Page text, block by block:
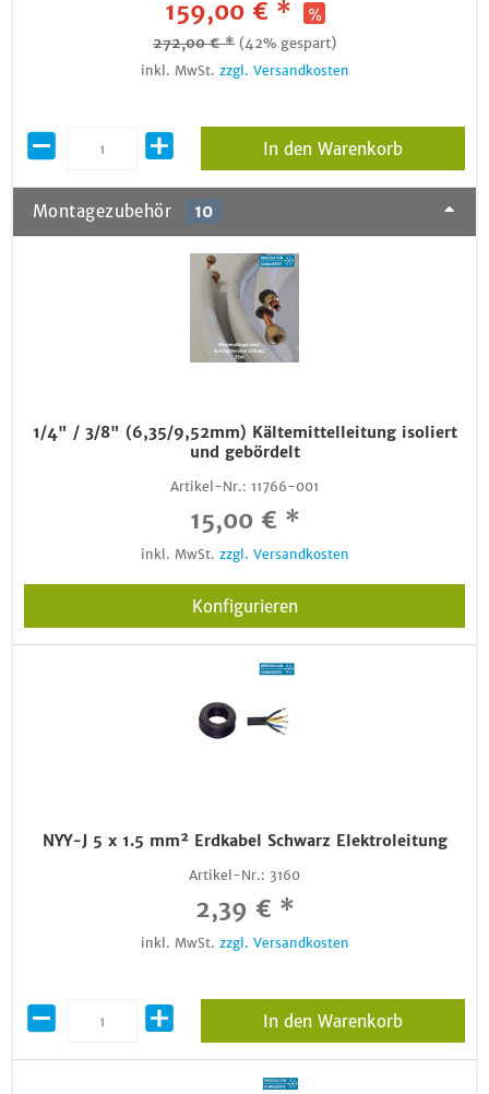
159,00 € *
272,00 € * (42% gespart)
inkl. MwSt. zzgl. Versandkosten
In den Warenkorb
Montagezubehör 10
1/4" / 3/8" (6,35/9,52mm) Kältemittelleitung isoliert
und gebördelt
Artikel-Nr.: 11766-001
15,00 € *
inkl. MwSt. zzgl. Versandkosten
Konfigurieren
NYY-J 5 x 1.5 mm² Erdkabel Schwarz Elektroleitung
Artikel-Nr.: 3160
2,39 € *
inkl. MwSt. zzgl. Versandkosten
In den Warenkorb